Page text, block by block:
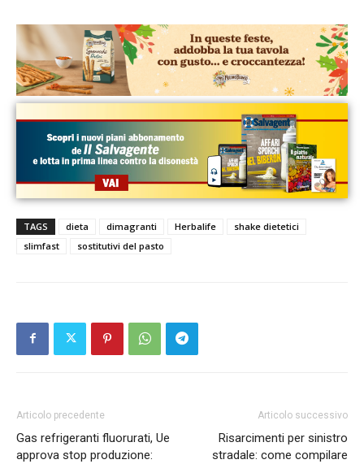
TAGS dieta dimagranti Herbalife
shake dietetici
slimfast
sostitutivi del pasto
Articolo precedente
Gas refrigeranti fluorurati, Ue
approva stop produzione:
Articolo successivo
Risarcimenti per sinistro
stradale: come compilare